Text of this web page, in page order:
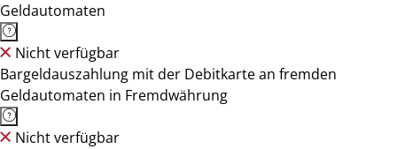
Geldautomaten
Nicht verfügbar
Bargeldauszahlung mit der Debitkarte an fremden
Geldautomaten in Fremdwährung
Nicht verfügbar